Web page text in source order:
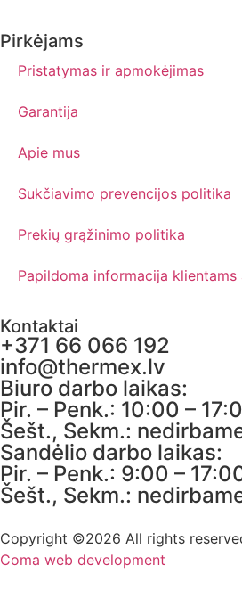
Pirkėjams
Pristatymas ir apmokėjimas
Garantija
Apie mus
Sukčiavimo prevencijos politika
Prekių grąžinimo politika
Papildoma informacija klientams
Kontaktai
+371 66 066 192
info@thermex.lv
Biuro darbo laikas:
Pir. – Penk.: 10:00 –
Šešt., Sekm.:
Sandėlio darbo laikas:
Pir. – Penk.: 9:00 –
Šešt., Sekm.:
Copyright ©2026 All rights
Coma web development